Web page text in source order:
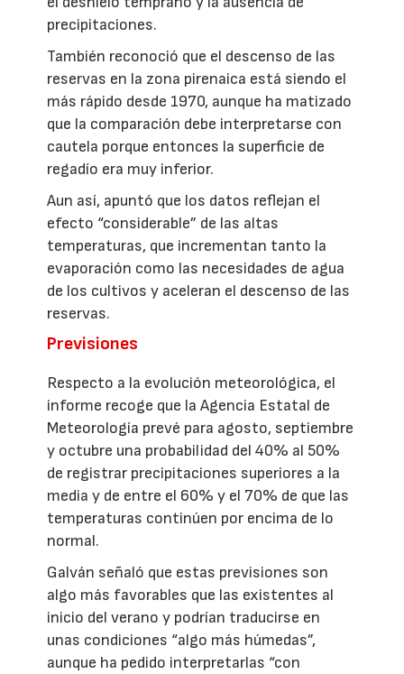
precipitaciones.
También reconoció que el descenso de las
reservas en la zona pirenaica está siendo el
más rápido desde 1970, aunque ha matizado
que la comparación debe interpretarse con
cautela porque entonces la superficie de
regadío era muy inferior.
Aun así, apuntó que los datos reflejan el
efecto “considerable” de las altas
temperaturas, que incrementan tanto la
evaporación como las necesidades de agua
de los cultivos y aceleran el descenso de las
reservas.
Previsiones
Respecto a la evolución meteorológica, el
informe recoge que la Agencia Estatal de
Meteorología prevé para agosto, septiembre
y octubre una probabilidad del 40% al 50%
de registrar precipitaciones superiores a la
media y de entre el 60% y el 70% de que las
temperaturas continúen por encima de lo
normal.
Galván señaló que estas previsiones son
algo más favorables que las existentes al
inicio del verano y podrían traducirse en
unas condiciones “algo más húmedas”,
aunque ha pedido interpretarlas “con